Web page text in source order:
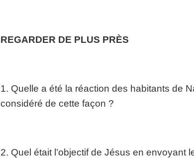
REGARDER DE PLUS PRÈS
1. Quelle a été la réaction des habitants de
considéré de cette façon ?
2. Quel était l’objectif de Jésus en envoyant